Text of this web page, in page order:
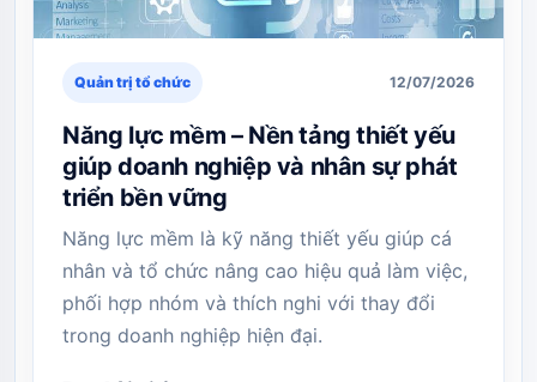
Quản trị tổ chức 12/07/2026
Năng lực mềm – Nền tảng thiết yếu
giúp doanh nghiệp và nhân sự phát
triển bền vững
Năng lực mềm là kỹ năng thiết yếu giúp cá
nhân và tổ chức nâng cao hiệu quả làm việc,
phối hợp nhóm và thích nghi với thay đổi
trong doanh nghiệp hiện đại.